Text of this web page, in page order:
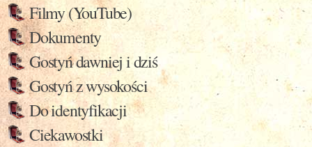
Filmy (YouTube)
Dokumenty
Gostyń dawniej i dziś
Gostyń z wysokości
Do identyfikacji
Ciekawostki